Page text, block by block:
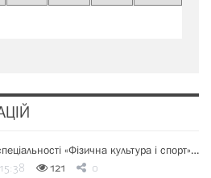
«Фізична культура і спорт»…
121 0